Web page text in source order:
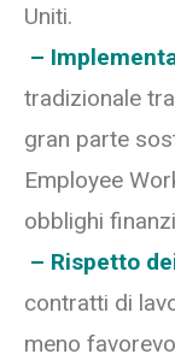
Uniti.
–
tradizionale
gran parte
Employee
obblighi
– Rispetto
contratti di
meno